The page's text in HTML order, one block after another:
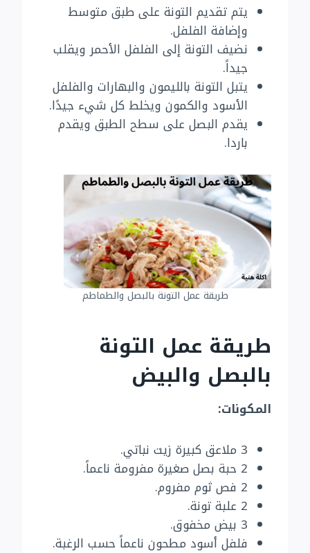
يتم تقديم التونة على طبق متوسط ​​
وإضافة الفلفل.
نضيف التونة إلى الفلفل الأحمر ويقلب
جيداً.
يتبل التونة بالليمون والبهارات والفلفل
الأسود والكمون ويخلط كل شيء جيدًا.
يقدم البصل على سطح الطبق ويقدم
باردا.
طريقة عمل التونة بالبصل والطماطم
طريقة عمل التونة
بالبصل والبيض
المكونات:
3 ملاعق كبيرة زيت نباتي.
2 حبة بصل صغيرة مفرومة ناعماً.
2 فص ثوم مفروم.
2 علبة تونة.
3 بيض مخفوق.
فلفل أسود مطحون ناعماً حسب الرغبة.